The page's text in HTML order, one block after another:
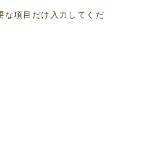
な項目だけ入力してくだ